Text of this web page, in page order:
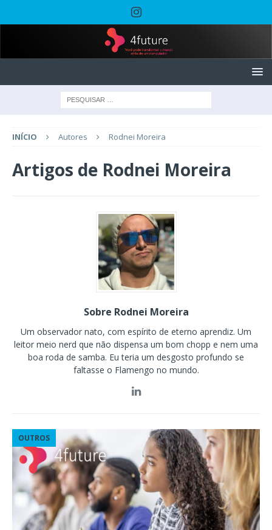
INÍCIO Autores Rodnei Moreira
Artigos de Rodnei Moreira
Sobre Rodnei Moreira
Um observador nato, com espírito de eterno aprendiz. Um
leitor meio nerd que não dispensa um bom chopp e nem uma
boa roda de samba. Eu teria um desgosto profundo se
faltasse o Flamengo no mundo.
OUTROS